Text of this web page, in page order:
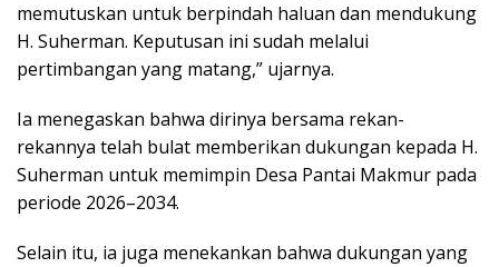
memutuskan untuk berpindah haluan dan mendukung
H. Suherman. Keputusan ini sudah melalui
pertimbangan yang matang,” ujarnya.
Ia menegaskan bahwa dirinya bersama rekan-
rekannya telah bulat memberikan dukungan kepada H.
Suherman untuk memimpin Desa Pantai Makmur pada
periode 2026–2034.
Selain itu, ia juga menekankan bahwa dukungan yang